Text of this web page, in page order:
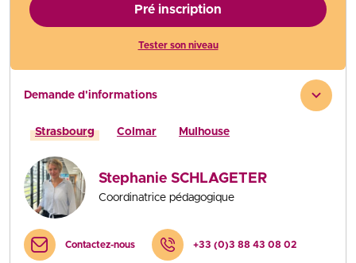
Pré inscription
Tester son niveau
Demande d'informations
Strasbourg Colmar Mulhouse
Stephanie SCHLAGETER
Coordinatrice pédagogique
Contactez-nous +33 (0)3 88 43 08 02